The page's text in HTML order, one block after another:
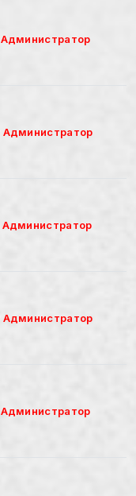
Администратор
Администратор
Администратор
Администратор
Администратор